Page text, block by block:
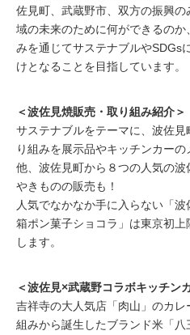
佐見町、武蔵野市、双方の振興
域の未来のために何ができるの
みを通じてサステナブルやSDGs
けとなることを目指しています。
＜波佐見焼販売・取り組み紹介＞
サステナブルをテーマに、波佐
り組みを展示品やキッチンカー
他、波佐見町から８つの人気の波
やきものの販売も！
人気でなかなか手に入らない「
箱ポン菓子ショコラ」は東京初
します。
＜波佐見×武蔵野コラボキッチン
吉祥寺の大人気店「肉山」のカ
組みから誕生したブランド米「